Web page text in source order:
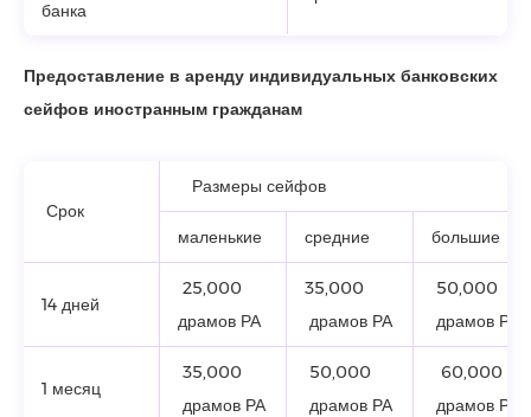
банка
Предоставление в аренду индивидуальных банковских
сейфов иностранным гражданам
Срок
Размеры сейфов
маленькие средние большие
14 дней
25,000
драмов РА
35,000
драмов РА
50,000
драмов РА
1 месяц
35,000
драмов РА
50,000
драмов РА
60,000
драмов РА